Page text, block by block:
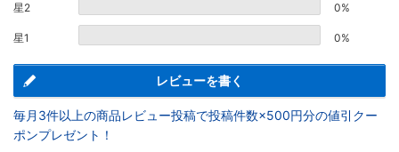
星2 0%
星1 0%
レビューを書く
毎月3件以上の商品レビュー投稿で投稿件数×500円分の値引クー
ポンプレゼント！